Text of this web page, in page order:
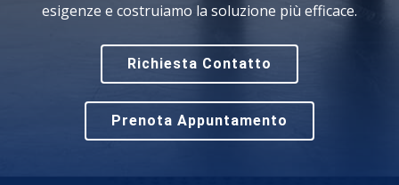
esigenze e costruiamo la soluzione più efficace.
Richiesta Contatto
Prenota Appuntamento